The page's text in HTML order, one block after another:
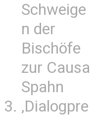
Schweige
n der
Bischöfe
zur Causa
Spahn
‚Dialogpre